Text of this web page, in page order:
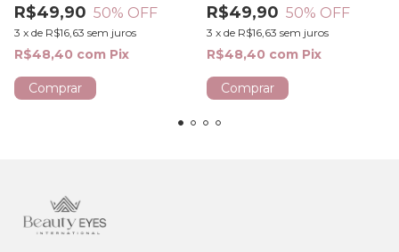
R$49,90 50% OFF
3 x de R$16,63 sem juros
R$48,40 com Pix
R$49,90 50% OFF
3 x de R$16,63 sem juros
R$48,40 com Pix